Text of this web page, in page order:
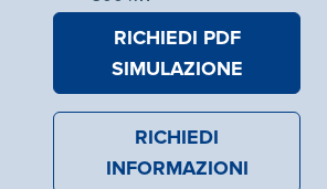
RICHIEDI PDF
SIMULAZIONE
RICHIEDI
INFORMAZIONI